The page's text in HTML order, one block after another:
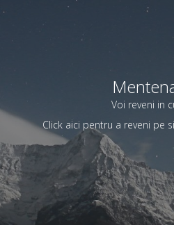
Voi reveni in
Click aici pentru a reveni pe